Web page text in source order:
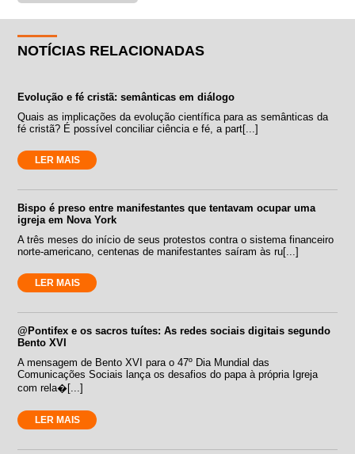
NOTÍCIAS RELACIONADAS
Evolução e fé cristã: semânticas em diálogo
Quais as implicações da evolução científica para as semânticas da
fé cristã? É possível conciliar ciência e fé, a part[...]
LER MAIS
Bispo é preso entre manifestantes que tentavam ocupar uma
igreja em Nova York
A três meses do início de seus protestos contra o sistema financeiro
norte-americano, centenas de manifestantes saíram às ru[...]
LER MAIS
@Pontifex e os sacros tuítes: As redes sociais digitais segundo
Bento XVI
A mensagem de Bento XVI para o 47º Dia Mundial das
Comunicações Sociais lança os desafios do papa à própria Igreja
com rela�[...]
LER MAIS